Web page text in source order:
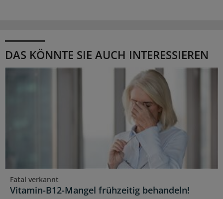
DAS KÖNNTE SIE AUCH INTERESSIEREN
Fatal verkannt
Vitamin-B12-Mangel frühzeitig behandeln!